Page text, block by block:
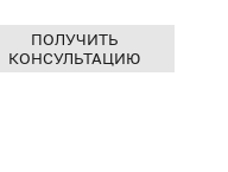
ПОЛУЧИТЬ
КОНСУЛЬТАЦИЮ